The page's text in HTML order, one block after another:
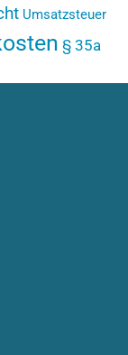
Umsatzsteuer
§ 35a